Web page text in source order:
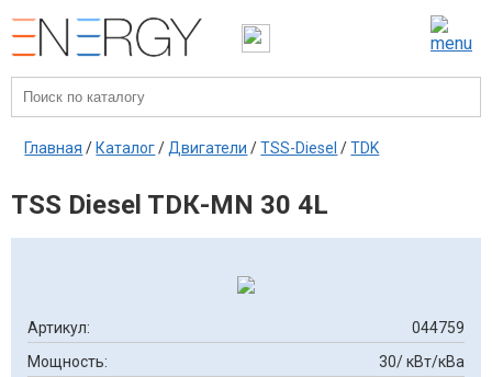
Главная / Каталог/ Двигатели /TSS-Diesel /TDK
TSS Diesel TDК-MN 30 4L
Артикул:
044759
Мощность:
30/ кВт/кВа